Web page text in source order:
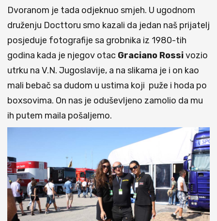
Dvoranom je tada odjeknuo smjeh. U ugodnom
druženju Docttoru smo kazali da jedan naš prijatelj
posjeduje fotografije sa grobnika iz 1980-tih
godina kada je njegov otac Graciano Rossivozio
utrku na V.N. Jugoslavije, a na slikama je i on kao
mali bebač sa dudom u ustima koji puže i hoda po
boxsovima. On nas je oduševljeno zamolio da mu
ih putem maila pošaljemo.